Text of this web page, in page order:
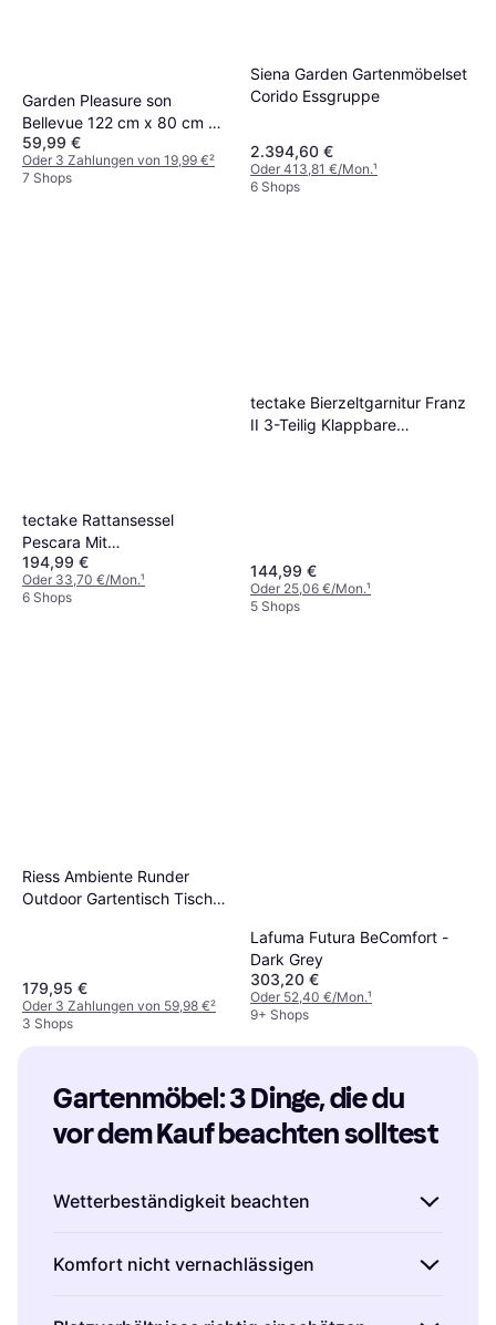
Garden Pleasure son
Bellevue 122 cm x 80 cm x
60 cm Natur Gartenbank
59,99 €
Oder 3 Zahlungen von 19,99 €²
7 Shops
Siena Garden Gartenmöbelset
Corido Essgruppe
2.394,60 €
Oder 413,81 €/Mon.¹
6 Shops
tectake Rattansessel
Pescara Mit
Aluminiumgestell 68.5 x 67
- 128 x 87 - 104 cm - Grau
194,99 €
Oder 33,70 €/Mon.¹
6 Shops
tectake Bierzeltgarnitur Franz
II 3-Teilig Klappbare
144,99 €
Oder 25,06 €/Mon.¹
5 Shops
Riess Ambiente Runder
Outdoor Gartentisch Tisch
179,95 €
Oder 3 Zahlungen von 59,98 €²
3 Shops
Lafuma Futura BeComfort -
Dark Grey
303,20 €
Oder 52,40 €/Mon.¹
9+ Shops
Gartenmöbel: 3 Dinge, die du
vor dem Kauf beachten solltest
Wetterbeständigkeit beachten
auf die Wetterbeständigkeit der Materialien zu
achten. Holz, Metall und Kunststoff sind
Komfort nicht vernachlässigen